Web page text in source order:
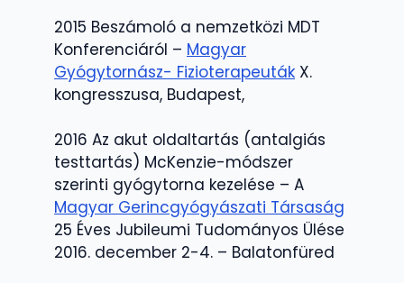
2015 Beszámoló a nemzetközi MDT
Konferenciáról – Magyar
Gyógytornász- Fizioterapeuták X.
kongresszusa, Budapest,
2016 Az akut oldaltartás (antalgiás
testtartás) McKenzie-módszer
szerinti gyógytorna kezelése – A
Magyar Gerincgyógyászati Társaság
25 Éves Jubileumi Tudományos Ülése
2016. december 2-4. – Balatonfüred